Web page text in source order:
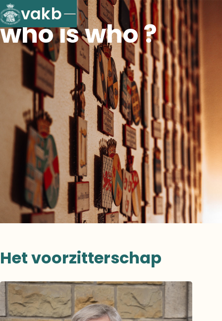
vakb
who is who ?
Het voorzitterschap